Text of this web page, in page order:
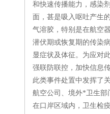
和快速传播能力，感染
面，甚是吸入呕吐产生
气溶胶，特别是在航空
潜伏期或恢复期的传染
显症状及体征。为应对
强联防联控，加快信息
此类事件处置中发挥了
航空公司、境外*卫生部
在口岸区域内，卫生检